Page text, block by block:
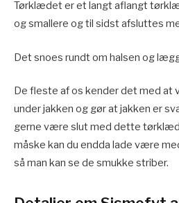
Tørklædet er et langt aflangt
og smallere og til sidst afsluttes
Det snoes rundt om halsen og
De fleste af os kender det med at
under jakken og gør at jakken er
gerne være slut med dette
måske kan du endda lade være
så man kan se de smukke striber.